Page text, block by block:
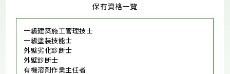
保有資格一覧
一級建築施工管理技士
一級塗装技能士
外壁劣化診断士
外壁診断士
有機溶剤作業主任者